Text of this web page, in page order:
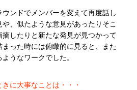
ンドでメンバーを変えて再度話し
、似たような意見があったりそこ
したりと新たな発見が見つかって
った時には俯瞰的に見ると、また
うなワークでした。
に大事なことは・・・